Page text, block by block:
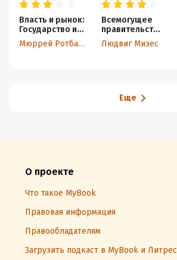
Власть и рынок:
Государство и
экономика
Мюррей Ротбард
Всемогущее
правительство
: Тотальное
государство и
Людвиг Мизес
Еще
О проекте
Что такое MyBook
Правовая информация
Правообладателям
Загрузить подкаст в MyBook и Литрес